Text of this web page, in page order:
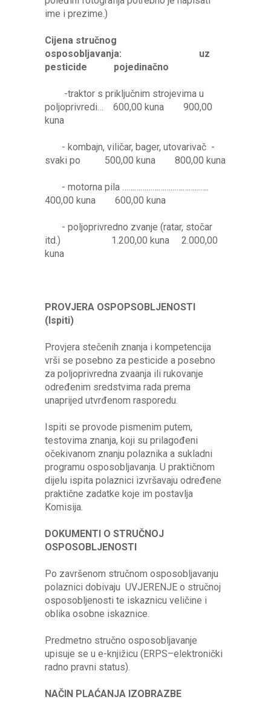
ime i prezime.)
Cijena stručnog
osposobljavanja:
uz
pesticide pojedinačno
-traktor s priključnim strojevima u
poljoprivredi… 600,00 kuna 900,00
kuna
- kombajn, viličar, bager, utovarivač -
svaki po 500,00 kuna 800,00 kuna
- motorna pila …………………………………….
400,00 kuna 600,00 kuna
- poljoprivredno zvanje (ratar, stočar
itd.) 1.200,00 kuna 2.000,00
kuna
PROVJERA OSPOPSOBLJENOSTI
(Ispiti)
Provjera stečenih znanja i kompetencija
vrši se posebno za pesticide a posebno
za poljoprivredna zvaanja ili rukovanje
određenim sredstvima rada prema
unaprijed utvrđenom rasporedu.
Ispiti se provode pismenim putem,
testovima znanja, koji su prilagođeni
očekivanom znanju polaznika a sukladni
programu osposobljavanja. U praktičnom
dijelu ispita polaznici izvršavaju određene
praktične zadatke koje im postavlja
Komisija.
DOKUMENTI O STRUČNOJ
OSPOSOBLJENOSTI
Po završenom stručnom osposobljavanju
polaznici dobivaju UVJERENJE o stručnoj
osposobljenosti te iskaznicu veličine i
oblika osobne iskaznice.
Predmetno stručno osposobljavanje
upisuje se u e-knjižicu (ERPS–elektronički
radno pravni status).
NAČIN PLAĆANJA IZOBRAZBE